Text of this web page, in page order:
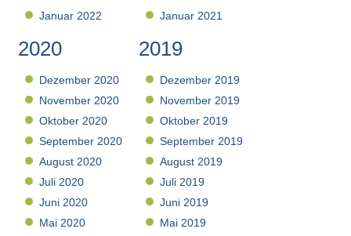
Januar 2022
Januar 2021
2020
Dezember 2020
November 2020
Oktober 2020
September 2020
August 2020
Juli 2020
Juni 2020
Mai 2020
2019
Dezember 2019
November 2019
Oktober 2019
September 2019
August 2019
Juli 2019
Juni 2019
Mai 2019